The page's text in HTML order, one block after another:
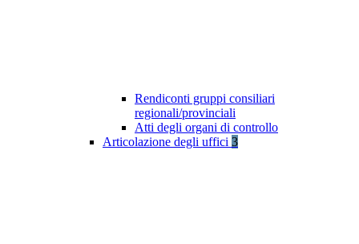
Rendiconti gruppi consiliari
regionali/provinciali
Atti degli organi di controllo
Articolazione degli uffici 3